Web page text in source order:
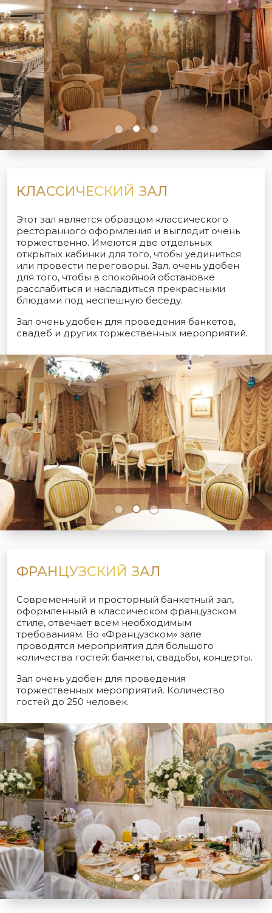
КЛАССИЧЕСКИЙ ЗАЛ
Этот зал является образцом классического
ресторанного оформления и выглядит очень
торжественно. Имеются две отдельных
открытых кабинки для того, чтобы уединиться
или провести переговоры. Зал, очень удобен
для того, чтобы в спокойной обстановке
расслабиться и насладиться прекрасными
блюдами под неспешную беседу.
Зал очень удобен для проведения банкетов,
свадеб и других торжественных мероприятий.
ФРАНЦУЗСКИЙ ЗАЛ
Современный и просторный банкетный зал,
оформленный в классическом французском
стиле, отвечает всем необходимым
требованиям. Во «Французском» зале
проводятся мероприятия для большого
количества гостей: банкеты, свадьбы, концерты.
Зал очень удобен для проведения
торжественных мероприятий. Количество
гостей до 250 человек.